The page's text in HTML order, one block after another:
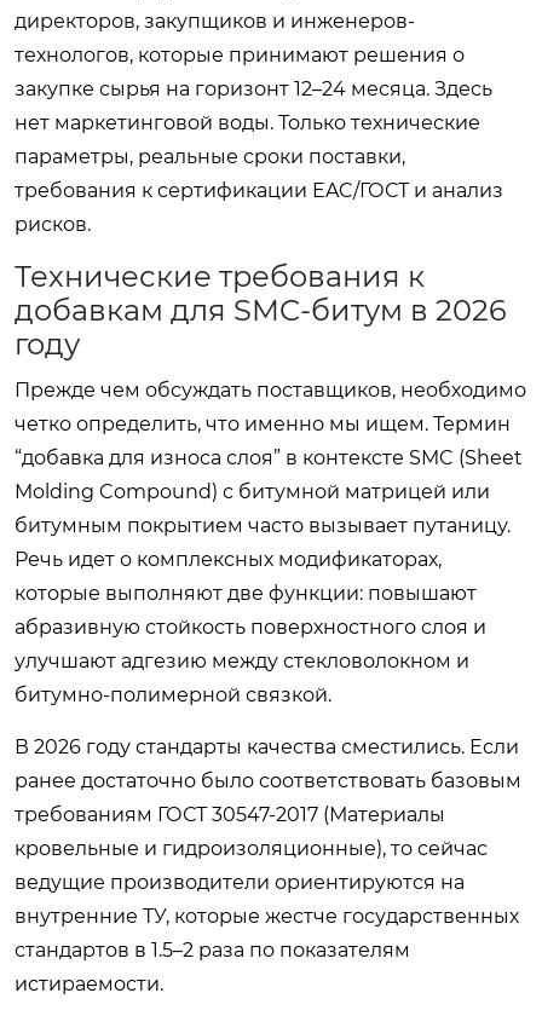
директоров, закупщиков и инженеров-
технологов, которые принимают решения о
закупке сырья на горизонт 12–24 месяца. Здесь
нет маркетинговой воды. Только технические
параметры, реальные сроки поставки,
требования к сертификации EAC/ГОСТ и анализ
рисков.
Технические требования к
добавкам для SMC-битум в 2026
году
Прежде чем обсуждать поставщиков, необходимо
четко определить, что именно мы ищем. Термин
“добавка для износа слоя” в контексте SMC (Sheet
Molding Compound) с битумной матрицей или
битумным покрытием часто вызывает путаницу.
Речь идет о комплексных модификаторах,
которые выполняют две функции: повышают
абразивную стойкость поверхностного слоя и
улучшают адгезию между стекловолокном и
битумно-полимерной связкой.
В 2026 году стандарты качества сместились. Если
ранее достаточно было соответствовать базовым
требованиям ГОСТ 30547-2017 (Материалы
кровельные и гидроизоляционные), то сейчас
ведущие производители ориентируются на
внутренние ТУ, которые жестче государственных
стандартов в 1.5–2 раза по показателям
истираемости.